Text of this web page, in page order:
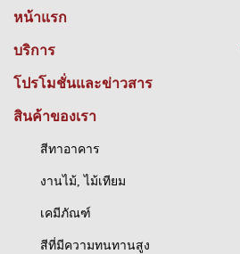
หน้าแรก
บริการ
โปรโมชั่นและข่าวสาร
สินค้าของเรา
สีทาอาคาร
งานไม้, ไม้เทียม
เคมีภัณฑ์
สีที่มีความทนทานสูง